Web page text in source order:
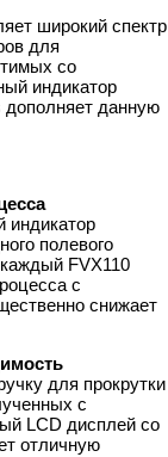
широкий спектр
для
со
индикатор
дополняет данную
индикатор
полевого
FVX110
с
снижает
для прокрутки
с
LCD дисплей со
отличную